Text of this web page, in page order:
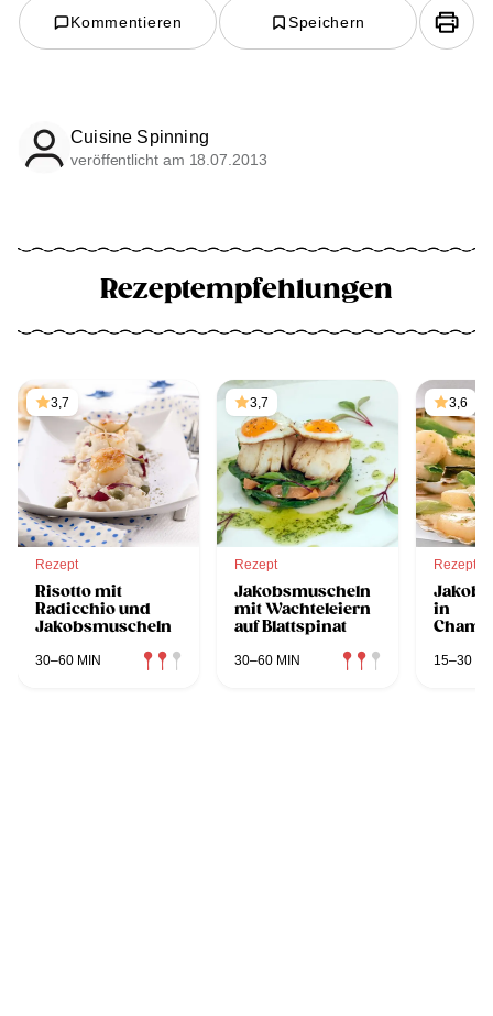
Kommentieren Speichern
Cuisine Spinning
veröffentlicht am 18.07.2013
Rezeptempfehlungen
3,7
Rezept
Risotto mit
Radicchio und
Jakobsmuscheln
30–60 MIN
3,7
Rezept
Jakobsmuscheln
mit Wachteleiern
auf Blattspinat
30–60 MIN
3,6
Rezept
in
15–30